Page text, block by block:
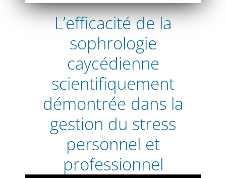
L’efficacité de la
sophrologie
caycédienne
scientifiquement
démontrée dans la
gestion du stress
personnel et
professionnel